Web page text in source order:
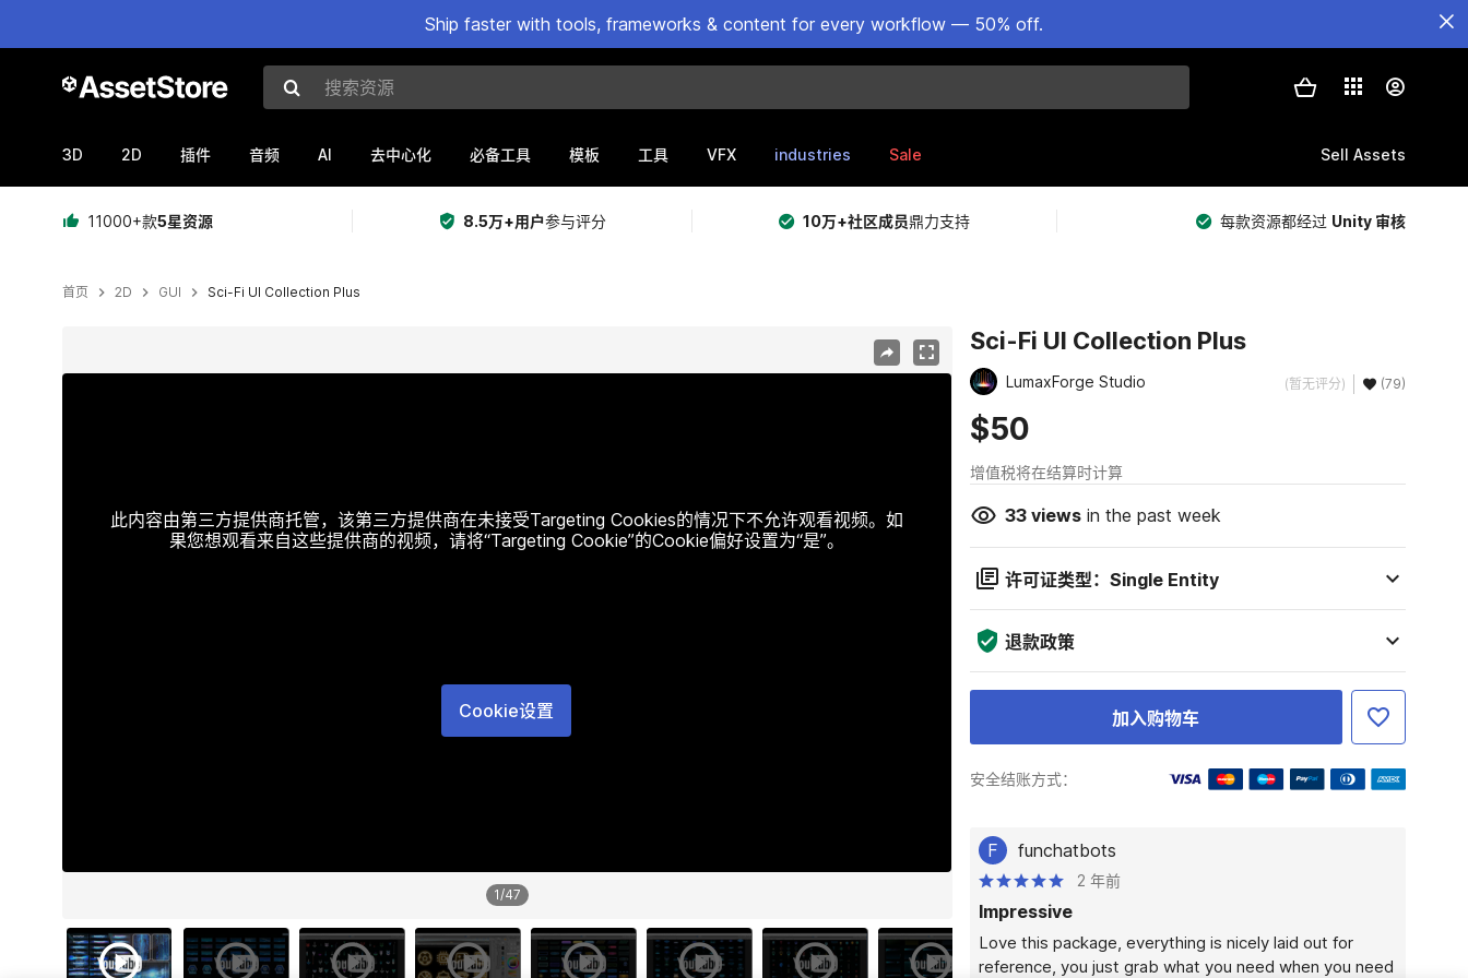
Ship faster with tools, frameworks & content for every workflow — 50% off.
搜索资源
3D 2D 插件 音频 AI 去中心化 必备工具 模板 工具 VFX industries Sale Sell Assets
11000+款5星资源 8.5万+用户参与评分 10万+社区成员鼎力支持 每款资源都经过 Unity 审核
首页 2D GUI Sci-Fi UI Collection Plus
此内容由第三方提供商托管，该第三方提供商在未接受Targeting Cookies的情况下不允许观看视频。如
果您想观看来自这些提供商的视频，请将“Targeting Cookie”的Cookie偏好设置为“是”。
Cookie设置
1/47
Sci-Fi UI Collection Plus
LumaxForge Studio (暂无评分) (79)
$50
增值税将在结算时计算
33viewsin the past week
许可证类型：Single Entity
退款政策
加入购物车
安全结账方式：
F funchatbots
2 年前
Impressive
Love this package, everything is nicely laid out for
reference, you just grab what you need when you need